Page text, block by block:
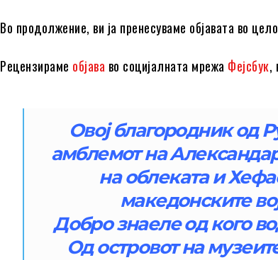
Во продолжение, ви ја пренесуваме објавата во
Рецензираме објава во социјалната мрежа Фејсбук,
Овој благородник од
амблемот на
на облеката и
македонските
Добро знаеле од кого
Од островот на